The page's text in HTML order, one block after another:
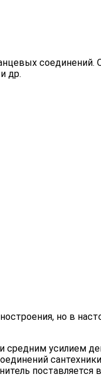
соединений.
др.
но в
средним усилием
поставляется